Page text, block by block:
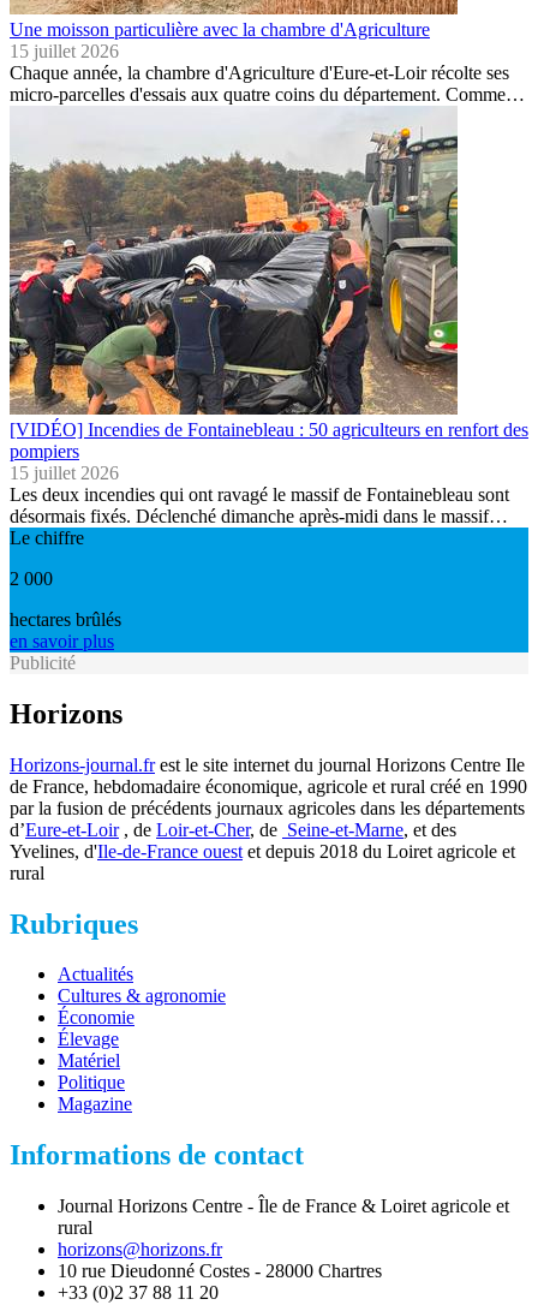
Une moisson particulière avec la chambre d'Agriculture
15 juillet 2026
Chaque année, la chambre d'Agriculture d'Eure-et-Loir récolte ses
micro-parcelles d'essais aux quatre coins du département. Comme…
[VIDÉO] Incendies de Fontainebleau : 50 agriculteurs en renfort des
pompiers
15 juillet 2026
Les deux incendies qui ont ravagé le massif de Fontainebleau sont
désormais fixés. Déclenché dimanche après-midi dans le massif…
Le chiffre
2 000
hectares brûlés
en savoir plus
Publicité
Horizons
Horizons-journal.frest le site internet du journal Horizons Centre Ile
de France, hebdomadaire économique, agricole et rural créé en 1990
par la fusion de précédents journaux agricoles dans les départements
d’Eure-et-Loir, de Loir-et-Cher, de Seine-et-Marne, et des
Yvelines, d'Ile-de-France ouest et depuis 2018 du Loiret agricole et
rural
Rubriques
Actualités
Cultures & agronomie
Économie
Élevage
Matériel
Politique
Magazine
Informations de contact
Journal Horizons Centre - Île de France & Loiret agricole et
rural
horizons@horizons.fr
10 rue Dieudonné Costes - 28000 Chartres
+33 (0)2 37 88 11 20